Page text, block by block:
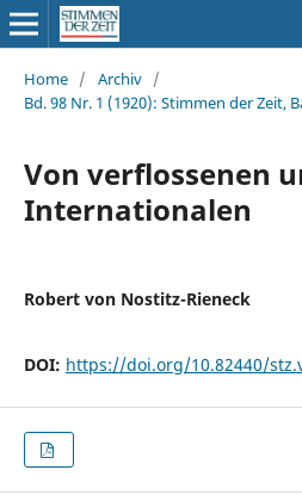
Home / Archiv /
Bd. 98 Nr. 1 (1920): Stimmen der Zeit,
Von verflossenen
Internationalen
Robert von Nostitz-Rieneck
DOI: https://doi.org/10.82440/